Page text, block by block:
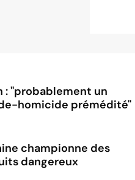
: ''probablement un
homicide prémédité''
championne des
dangereux